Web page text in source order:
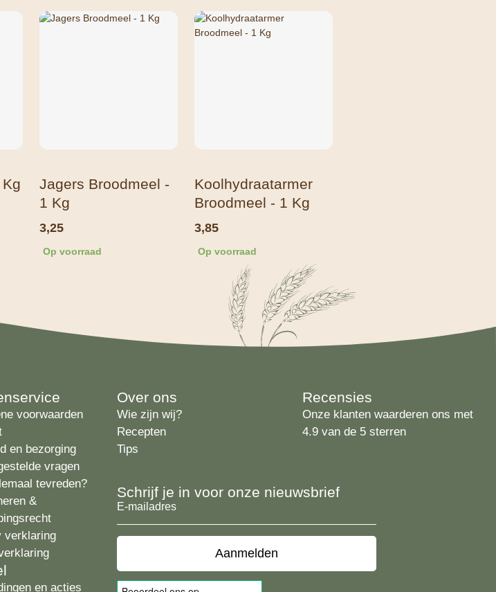
Jagers Broodmeel -
1 Kg
3,25
Op voorraad
Koolhydraatarmer
Broodmeel - 1 Kg
3,85
Op voorraad
voorwaarden
en bezorging
vragen
tevreden?
&
verklaring
en acties
Over ons
Wie zijn wij?
Recepten
Tips
Recensies
Onze klanten waarderen ons met
4.9 van de 5 sterren
Schrijf je in voor onze nieuwsbrief
E-
mailadres